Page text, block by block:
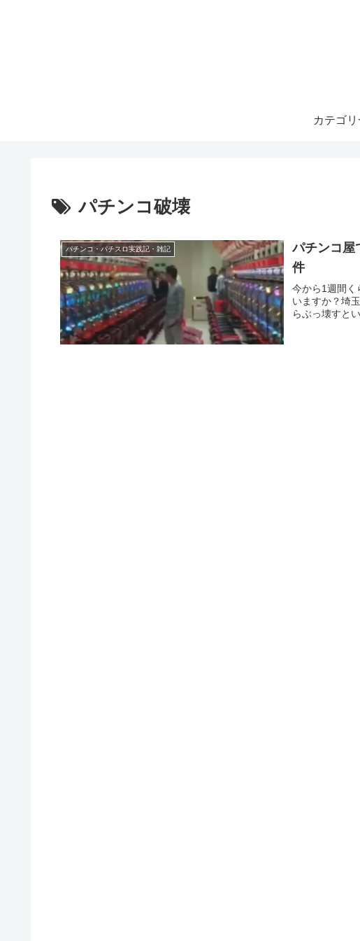
カテゴ
パチンコ破壊
パチンコ・パチスロ実践記・雑記
パチンコ屋
件
今から1週間く
いますか？埼
らぶっ壊すとい